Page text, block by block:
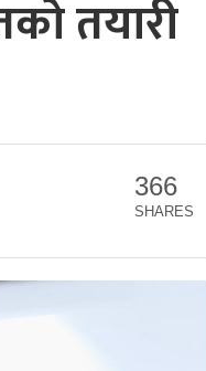
तयारी
366
SHARES